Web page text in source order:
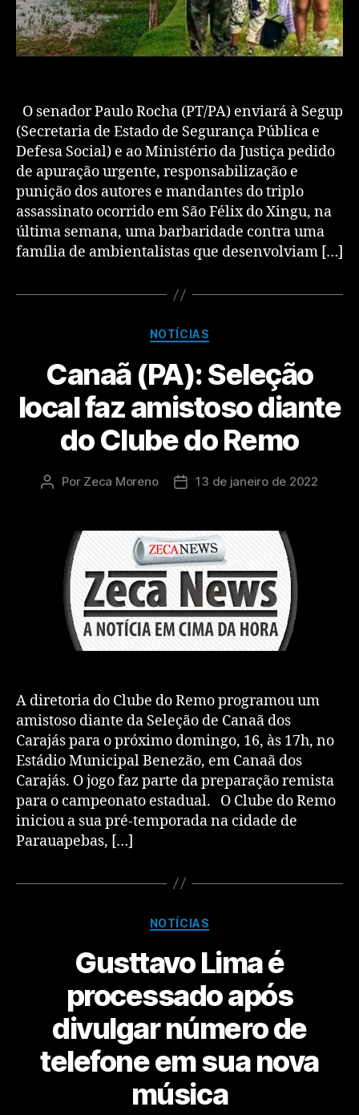
O senador Paulo Rocha (PT/PA) enviará à Segup
(Secretaria de Estado de Segurança Pública e
Defesa Social) e ao Ministério da Justiça pedido
de apuração urgente, responsabilização e
punição dos autores e mandantes do triplo
assassinato ocorrido em São Félix do Xingu, na
última semana, uma barbaridade contra uma
família de ambientalistas que desenvolviam […]
NOTÍCIAS
Canaã (PA): Seleção
local faz amistoso diante
do Clube do Remo
Por Zeca Moreno 13 de janeiro de 2022
A diretoria do Clube do Remo programou um
amistoso diante da Seleção de Canaã dos
Carajás para o próximo domingo, 16, às 17h, no
Estádio Municipal Benezão, em Canaã dos
Carajás. O jogo faz parte da preparação remista
para o campeonato estadual. O Clube do Remo
iniciou a sua pré-temporada na cidade de
Parauapebas, […]
NOTÍCIAS
Gusttavo Lima é
processado após
divulgar número de
telefone em sua nova
música